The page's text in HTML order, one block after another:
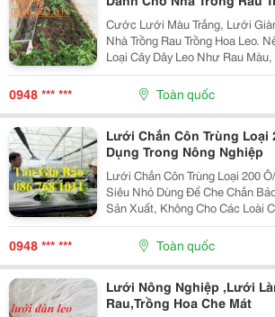
Cước Lưới Màu Trắng, Lưới
Nhà Trồng Rau Trồng Hoa Leo. Nếu Bạn Muốn Trồng Các
Loại Cây Dây Leo Như Rau
Leo Nhẹ, Thân Nhỏ, Tốc Độ Leo
Có Diện Tích Làm Giàn, Hoặc
0948 *** *** Toàn quốc
Lưới Chắn Côn Trùng Loại
Dụng Trong Nông Nghiệp
Lưới Chắn Côn Trùng Loại 200
Siêu Nhỏ Dùng Để Che Chắn
Sản Xuất, Không Cho Các Loài
Xâm Nhập. Lưới Được Sử Dụng
0948 *** *** Toàn quốc
Lưới Nông Nghiệp ,Lưới
Rau,Trồng Hoa Che Mát